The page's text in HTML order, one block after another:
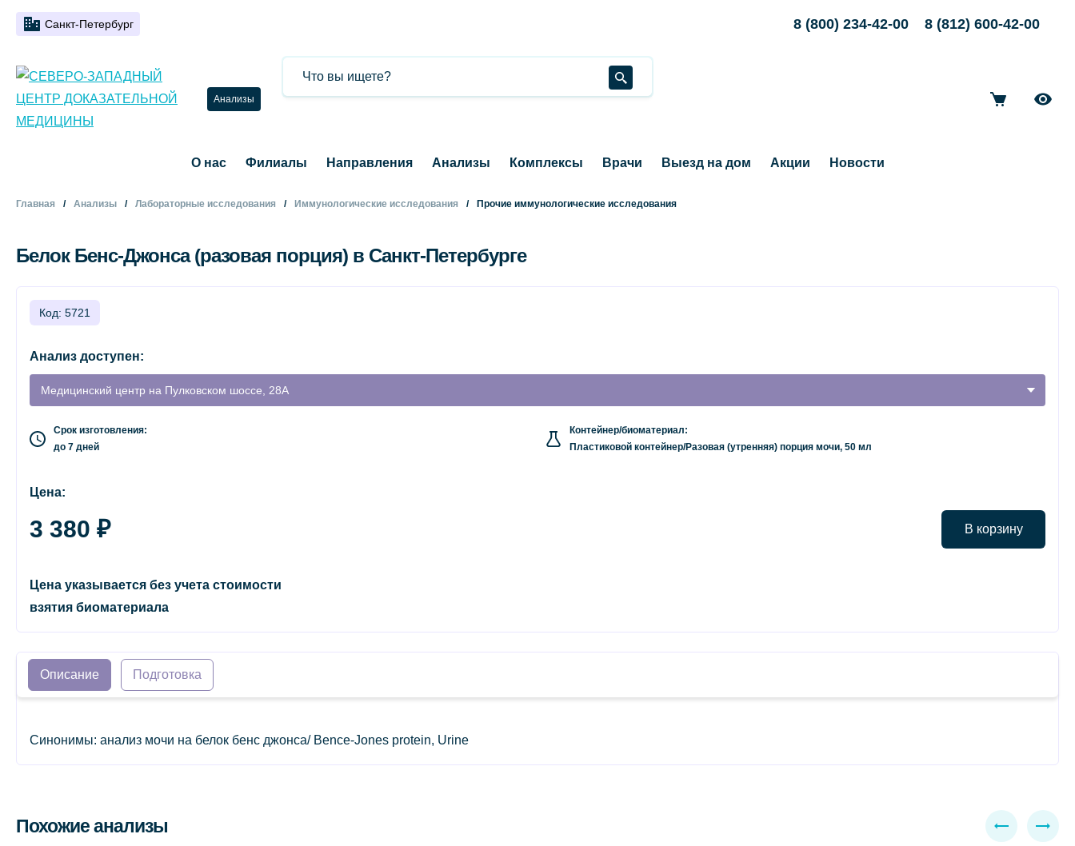
Санкт-Петербург 8 (800) 234-42-00 8 (812) 600-42-00
Анализы
О нас Филиалы Направления Анализы Комплексы Врачи Выезд на дом Акции Новости
Главная Анализы Лабораторные исследования Иммунологические исследования Прочие иммунологические исследования
Белок Бенс-Джонса (разовая порция) в Санкт-Петербурге
Код: 5721
Анализ доступен:
Медицинский центр на Пулковском шоссе, 28А
Срок изготовления:
до 7 дней
Контейнер/биоматериал:
Пластиковой контейнер/Разовая (утренняя) порция мочи, 50 мл
Цена:
3 380 ₽ В корзину
Цена указывается без учета стоимости
взятия биоматериала
Описание Подготовка
Синонимы: анализ мочи на белок бенс джонса/ Bence-Jones protein, Urine
Похожие анализы